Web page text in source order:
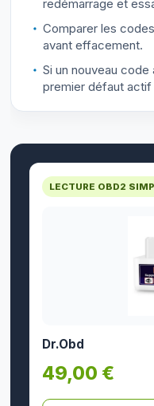
redémarrage et
Comparer les
avant effacement.
Si un nouveau
premier défaut
LECTURE OBD2
Dr.Obd
49,00 €